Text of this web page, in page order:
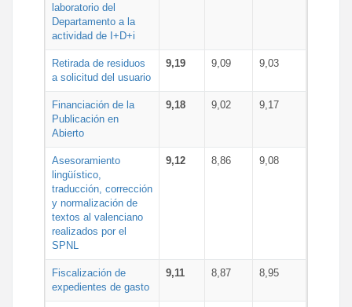
laboratorio del
Departamento a la
actividad de I+D+i
Retirada de residuos
a solicitud del usuario
9,19 9,09 9,03
Financiación de la
Publicación en
Abierto
9,18 9,02 9,17
Asesoramiento
lingüístico,
traducción, corrección
y normalización de
textos al valenciano
realizados por el
SPNL
9,12 8,86 9,08
Fiscalización de
expedientes de gasto
9,11 8,87 8,95